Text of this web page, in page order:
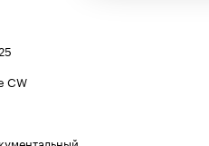
CW